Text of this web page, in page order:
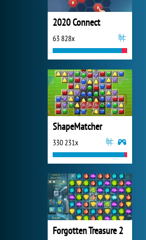
2020 Connect
63 828x
ShapeMatcher
330 231x
Forgotten Treasure 2